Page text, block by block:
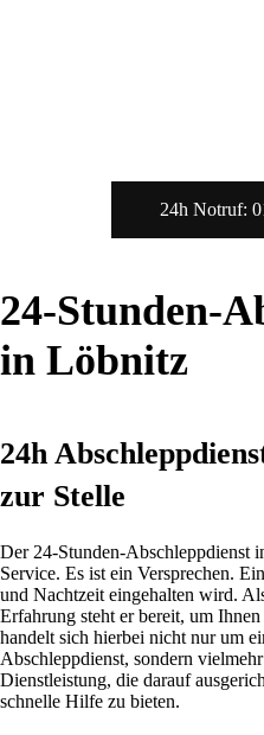
24h Notruf:
24-Stunden-
in Löbnitz
24h
zur Stelle
Der 24-Stunden-Abschleppdienst
Service. Es ist ein Versprechen.
und Nachtzeit eingehalten wird.
Erfahrung steht er bereit, um
handelt sich hierbei nicht nur um
Abschleppdienst, sondern
Dienstleistung, die darauf
schnelle Hilfe zu bieten.